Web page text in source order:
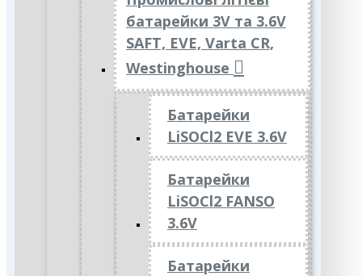
батарейки 3V та 3.6V
SAFT, EVE, Varta CR,
Westinghouse
Батарейки
LiSOCl2 EVE 3.6V
Батарейки
LiSOCl2 FANSO
3.6V
Батарейки